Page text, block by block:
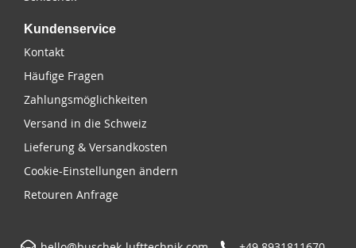
Kundenservice
Kontakt
Häufige Fragen
Zahlungsmöglichkeiten
Versand in die Schweiz
Lieferung & Versandkosten
Cookie-Einstellungen ändern
Retouren Anfrage